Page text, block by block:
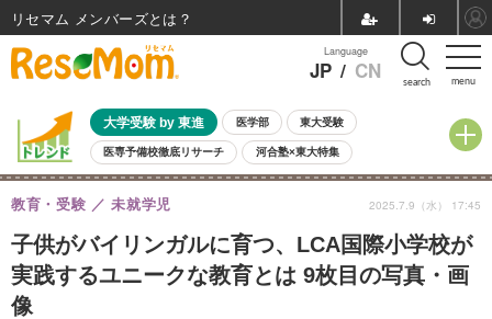
menu
Language
JP / CN search
大学受験 by 東進 医学部 東大受験
医専予備校徹底リサーチ 河合塾×東大特集
親子で考える大学選び 高校受験 中学受験 小学校受験
共通テスト 夏休み
8月開催イベント・WS 全国公立高校 過去問 人気記事
自由研究教材（小学生向け） 自由研究教材（中学生向け） ランキング
子供がバイリンガルに育つ、LCA国際小学校が
実践するユニークな教育とは 9枚目の写真・画
像
教育・受験 未就学児 2025.7.9（水） 17:45
リセマム メンバーズ